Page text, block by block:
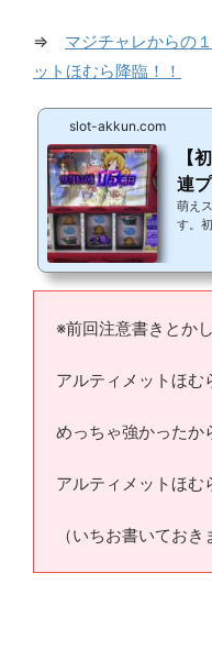
⇒ マジチャレからの
ットほむら降臨！！
slot-akkun.com
【
連
萌え
す。
たら
くだ
※前回注意書きとか
アルティメットほむ
めっちゃ強かったか
アルティメットほむ
（いちお書いておき